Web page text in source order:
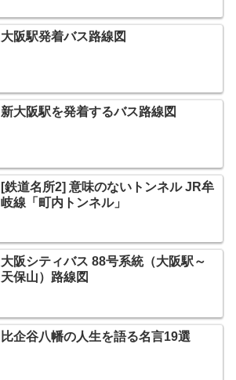
大阪駅発着バス路線図
新大阪駅を発着するバス路線図
[鉄道名所2] 意味のないトンネル JR牟
岐線「町内トンネル」
大阪シティバス 88号系統（大阪駅～
天保山）路線図
比企谷八幡の人生を語る名言19選